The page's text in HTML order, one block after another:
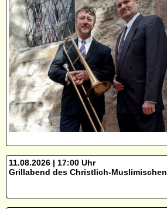
11.08.2026 | 17:00 Uhr
Grillabend des Christlich-